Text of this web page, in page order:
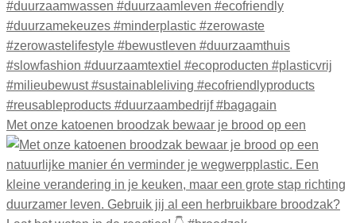
Met onze katoenen broodzak bewaar je brood op een